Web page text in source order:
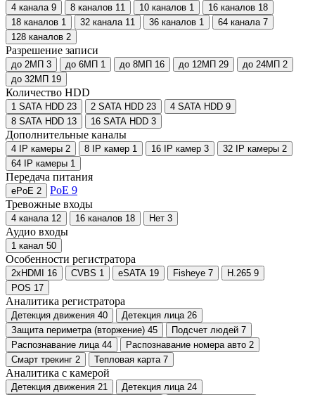
4 канала 9 8 каналов 11 10 каналов 1 16 каналов 18
18 каналов 1 32 канала 11 36 каналов 1 64 канала 7
128 каналов 2
Разрешение записи
до 2МП 3 до 6МП 1 до 8МП 16 до 12МП 29 до 24МП 2
до 32МП 19
Количество HDD
1 SATA HDD 23 2 SATA HDD 23 4 SATA HDD 9
8 SATA HDD 13 16 SATA HDD 3
Дополнительные каналы
4 IP камеры 2 8 IP камер 1 16 IP камер 3 32 IP камеры 2
64 IP камеры 1
Передача питания
ePoE 2 PoE 9
Тревожные входы
4 канала 12 16 каналов 18 Нет 3
Аудио входы
1 канал 50
Особенности регистратора
2хHDMI 16 CVBS 1 eSATA 19 Fisheye 7 H.265 9
POS 17
Аналитика регистратора
Детекция движения 40 Детекция лица 26
Защита периметра (вторжение) 45 Подсчет людей 7
Распознавание лица 44 Распознавание номера авто 2
Смарт трекинг 2 Тепловая карта 7
Аналитика c камерой
Детекция движения 21 Детекция лица 24